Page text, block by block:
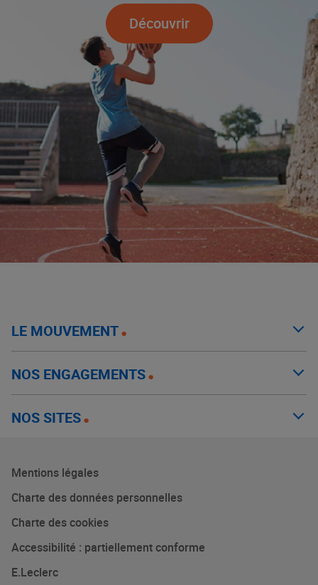
Découvrir
LE MOUVEMENT
NOS ENGAGEMENTS
NOS SITES
Mentions légales
Charte des données personnelles
Charte des cookies
Accessibilité : partiellement conforme
E.Leclerc